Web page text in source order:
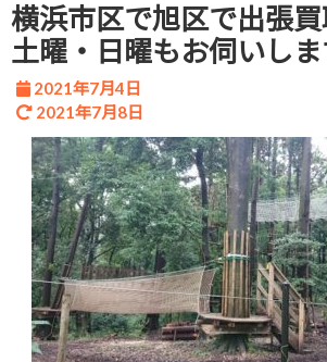
横浜市区で旭区で出張買
土曜・日曜もお伺いしま
2021年7月4日
2021年7月8日